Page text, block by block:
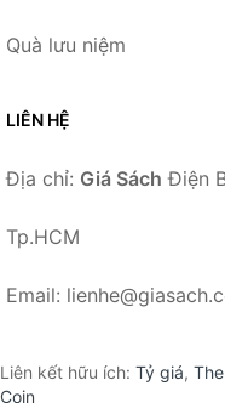
Quà lưu niệm
LIÊN HỆ
Địa chỉ: Giá Sách Điện
Tp.HCM
Email:
Liên kết hữu ích: Tỷ giá,
Coin